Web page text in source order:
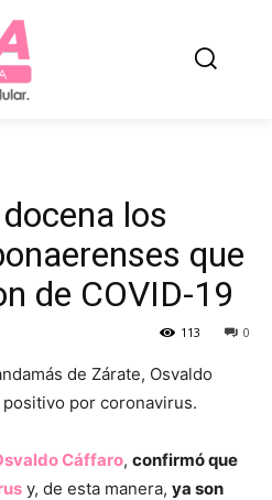
los
que
de COVID-19
0
113
de Zárate, Osvaldo
por coronavirus.
Cáffaro, confirmó que
y, de esta manera, ya son